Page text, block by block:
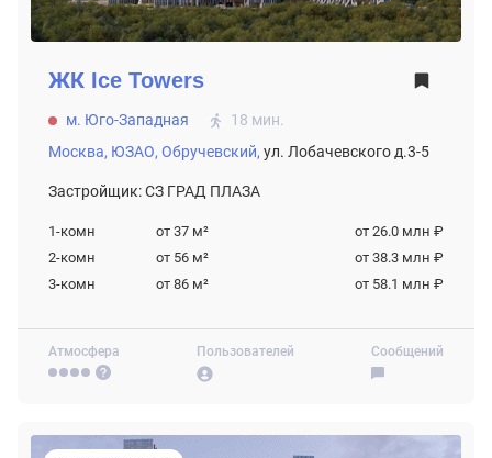
Атмосфера Пользователей Сообщений
ЖК Ice Towers
м. Юго-Западная
18 мин.
Москва, ЮЗАО, Обручевский, ул. Лобачевского д.3-5
Застройщик: СЗ ГРАД ПЛАЗА
1-комн от 37 м²
от 26.0 млн ₽
2-комн
от 56 м²
от 38.3 млн ₽
3-комн
от 86 м² от 58.1 млн ₽